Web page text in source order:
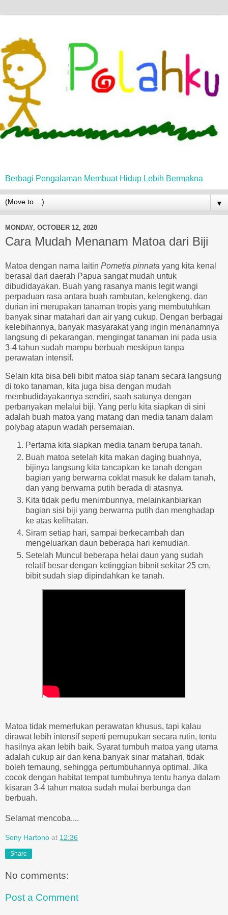
Berbagi Pengalaman Membuat Hidup Lebih Bermakna
▼
MONDAY, OCTOBER 12, 2020
Cara Mudah Menanam Matoa dari Biji
Matoa dengan nama laitin Pometia pinnata yang kita kenal
berasal dari daerah Papua sangat mudah untuk
dibudidayakan. Buah yang rasanya manis legit wangi
perpaduan rasa antara buah rambutan, kelengkeng, dan
durian ini merupakan tanaman tropis yang membutuhkan
banyak sinar matahari dan air yang cukup. Dengan berbagai
kelebihannya, banyak masyarakat yang ingin menanamnya
langsung di pekarangan, mengingat tanaman ini pada usia
3-4 tahun sudah mampu berbuah meskipun tanpa
perawatan intensif.
Selain kita bisa beli bibit matoa siap tanam secara langsung
di toko tanaman, kita juga bisa dengan mudah
membudidayakannya sendiri, saah satunya dengan
perbanyakan melalui biji. Yang perlu kita siapkan di sini
adalah buah matoa yang matang dan media tanam dalam
polybag atapun wadah persemaian.
Pertama kita siapkan media tanam berupa tanah.
Buah matoa setelah kita makan daging buahnya,
bijinya langsung kita tancapkan ke tanah dengan
bagian yang berwarna coklat masuk ke dalam tanah,
dan yang berwarna putih berada di atasnya.
Kita tidak perlu menimbunnya, melainkanbiarkan
bagian sisi biji yang berwarna putih dan menghadap
ke atas kelihatan.
Siram setiap hari, sampai berkecambah dan
mengeluarkan daun beberapa hari kemudian.
Setelah Muncul beberapa helai daun yang sudah
relatif besar dengan ketinggian bibnit sekitar 25 cm,
bibit sudah siap dipindahkan ke tanah.
Matoa tidak memerlukan perawatan khusus, tapi kalau
dirawat lebih intensif seperti pemupukan secara rutin, tentu
hasilnya akan lebih baik. Syarat tumbuh matoa yang utama
adalah cukup air dan kena banyak sinar matahari, tidak
boleh ternaung, sehingga pertumbuhannya optimal. Jika
cocok dengan habitat tempat tumbuhnya tentu hanya dalam
kisaran 3-4 tahun matoa sudah mulai berbunga dan
berbuah.
Selamat mencoba....
Sony Hartono at 12:36
Share
No comments:
Post a Comment